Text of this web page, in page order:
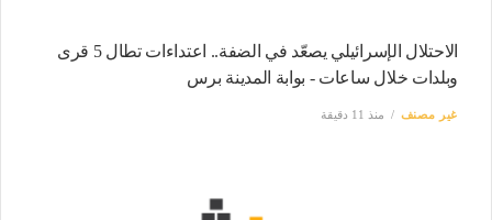
الاحتلال الإسرائيلي يصعّد في الضفة.. اعتداءات تطال 5 قرى
وبلدات خلال ساعات - بوابة المدينة برس
غير مصنف منذ 11 دقيقة